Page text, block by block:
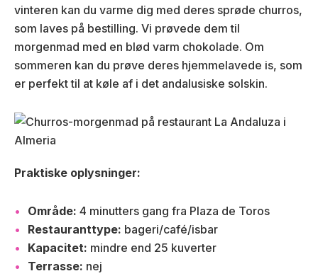
vinteren kan du varme dig med deres sprøde churros,
som laves på bestilling. Vi prøvede dem til
morgenmad med en blød varm chokolade. Om
sommeren kan du prøve deres hjemmelavede is, som
er perfekt til at køle af i det andalusiske solskin.
Praktiske oplysninger:
Område: 4 minutters gang fra Plaza de Toros
Restauranttype: bageri/café/isbar
Kapacitet: mindre end 25 kuverter
Terrasse: nej